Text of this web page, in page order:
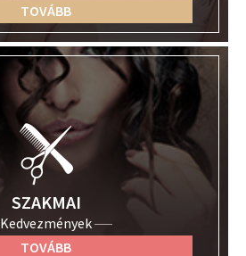
TOVÁBB
SZAKMAI
Kedvezmények
TOVÁBB